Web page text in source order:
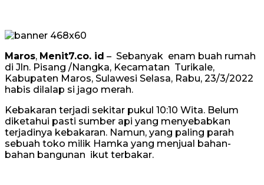
Maros, Menit7.co. id – Sebanyak enam buah rumah
di Jln. Pisang /Nangka, Kecamatan Turikale,
Kabupaten Maros, Sulawesi Selasa, Rabu, 23/3/2022
habis dilalap si jago merah.
Kebakaran terjadi sekitar pukul 10:10 Wita. Belum
diketahui pasti sumber api yang menyebabkan
terjadinya kebakaran. Namun, yang paling parah
sebuah toko milik Hamka yang menjual bahan-
bahan bangunan ikut terbakar.